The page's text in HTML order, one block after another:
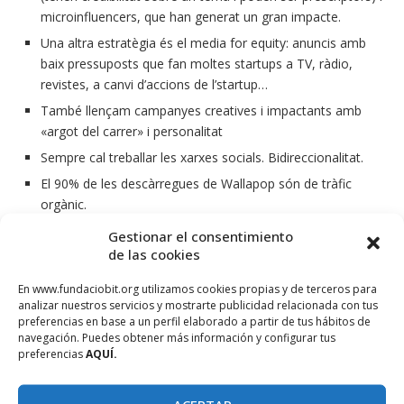
Gestionar el consentimiento
de las cookies
En www.fundaciobit.org utilizamos cookies propias y de terceros para
analizar nuestros servicios y mostrarte publicidad relacionada con tus
preferencias en base a un perfil elaborado a partir de tus hábitos de
navegación. Puedes obtener más información y configurar tus
preferenciasAQUÍ.
microinfluencers, que han generat un gran impacte.
Una altra estratègia és el media for equity: anuncis amb
baix pressuposts que fan moltes startups a TV, ràdio,
revistes, a canvi d’accions de l’startup…
També llençam campanyes creatives i impactants amb
«argot del carrer» i personalitat
Sempre cal treballar les xarxes socials. Bidireccionalitat.
El 90% de les descàrregues de Wallapop són de tràfic
orgànic.
Accions diferents i KPIs per segments d’usuaris per
impactar en el moment adequat. Per exemple, demanam
realitzar una venda.
A Wallapop ens funciona millor un compartir a whatsapp
per viralitzar, que cap altra xarxa social.
Implicam als usuaris per viralitzar, per exemple, els hi
facilitam que comparteixin els seus anuncis a través de les